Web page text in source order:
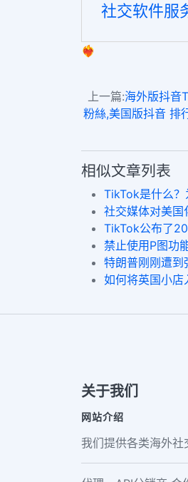
社交软件
❤️‍🔥
上一篇:海外版抖音
粉絲,美国版抖音 排
相似文章列表
TikTok是什么？
社交媒体对美国
TikTok公布了
禁止使用P图功
特朗普刚刚遭到
如何将英国小店
关于我们
网站介绍
我们提供各类海外社